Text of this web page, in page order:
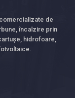
de
încalzire prin
hidrofoare,